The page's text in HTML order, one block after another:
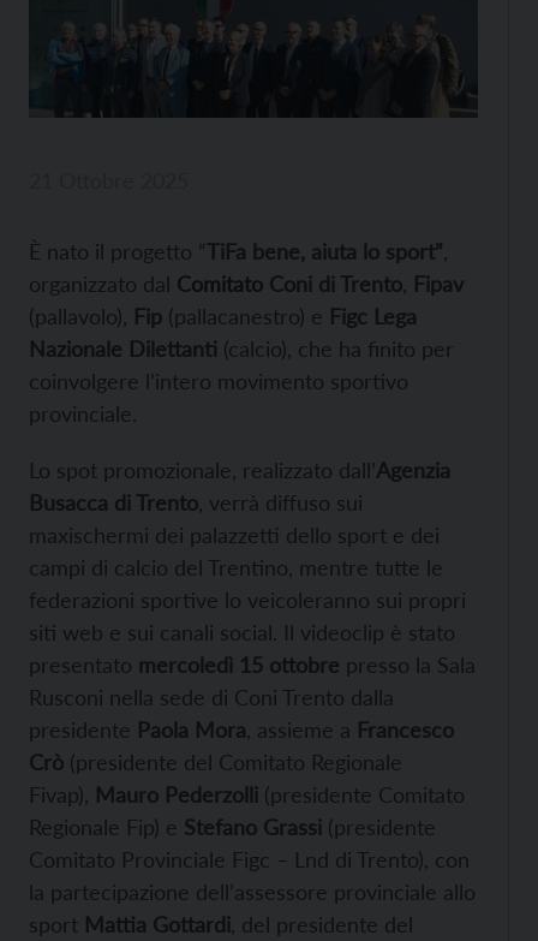
È nato il progetto “TiFa bene, aiuta lo sport”
organizzato dal Comitato Coni di Trento Fipav
(pallavolo), Fip (pallacanestro) e Figc Lega
Nazionale Dilettanti (calcio), che ha finito per
coinvolgere l’intero movimento sportivo
provinciale.
Lo spot promozionale, realizzato dall’Agenzia
Busacca di Trento , verrà diffuso sui
maxischermi dei palazzetti dello sport e dei
campi di calcio del Trentino, mentre tutte le
federazioni sportive lo veicoleranno sui propri
siti web e sui canali social. Il videoclip è stato
presentato mercoledì 15 ottobre presso la Sala
Rusconi nella sede di Coni Trento dalla
presidente Paola Mora , assieme a Francesco
Crò (presidente del Comitato Regionale
Fivap), Mauro Pederzolli (presidente Comitato
Regionale Fip) e Stefano Grassi (presidente
Comitato Provinciale Figc – Lnd di Trento), con
la partecipazione dell’assessore provinciale allo
sport Mattia Gottardi , del presidente del